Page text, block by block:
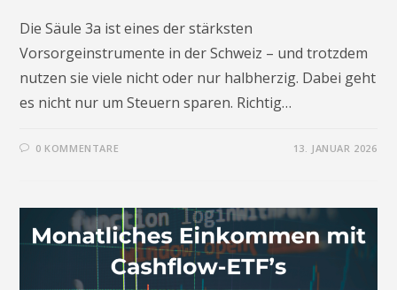
Die Säule 3a ist eines der stärksten
Vorsorgeinstrumente in der Schweiz – und trotzdem
nutzen sie viele nicht oder nur halbherzig. Dabei geht
es nicht nur um Steuern sparen. Richtig…
0 KOMMENTARE 13. JANUAR 2026